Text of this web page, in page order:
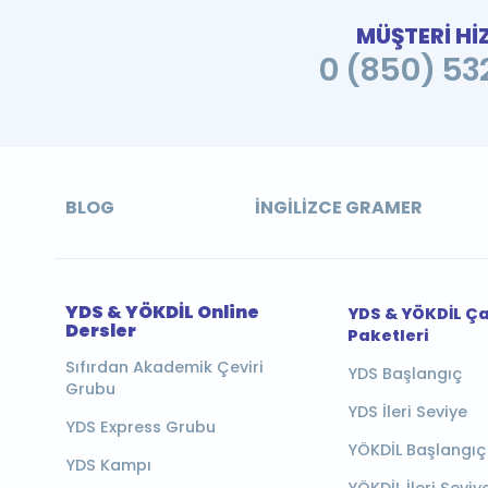
MÜŞTERİ
0 (850)
BLOG İNGILIZCE GRAMER
YDS & YÖKDİL Online
Dersler
Sıfırdan Akademik Çeviri
Grubu
YDS Express Grubu
YDS Kampı
YDS & YÖKDİL
Paketleri
YDS Başlangıç
YDS İleri Seviye
YÖKDİL Başlangıç